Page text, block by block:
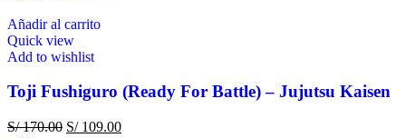
Añadir al carrito
Quick view
Add to wishlist
Toji Fushiguro (Ready For Battle) – Jujutsu Kaisen
S/170.00 S/109.00